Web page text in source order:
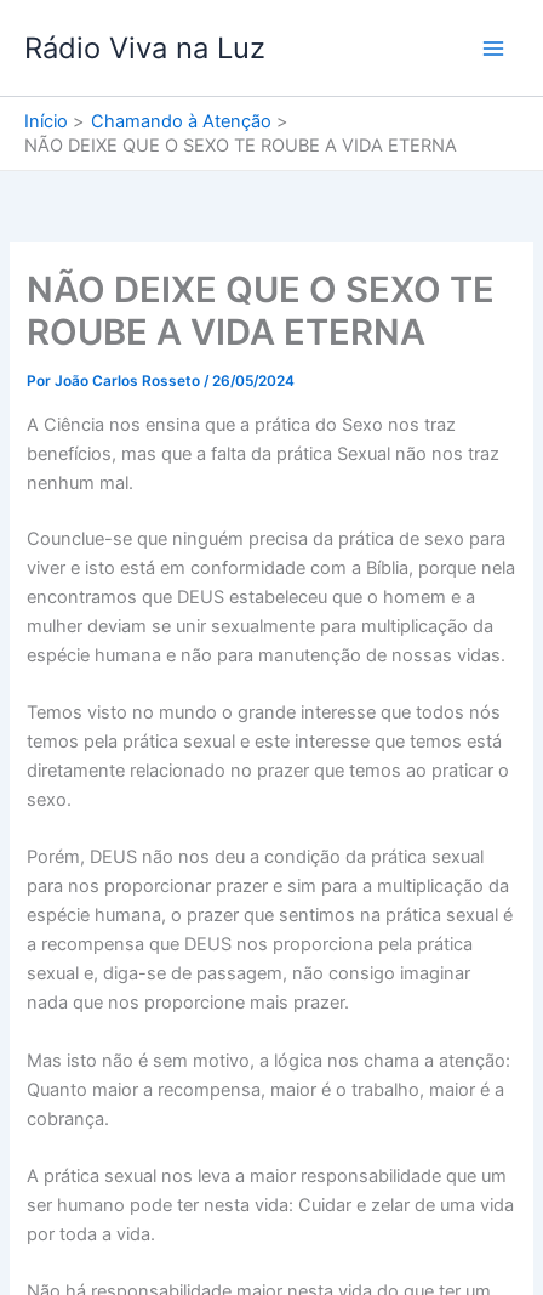
para
conteúdo
Rádio Viva na Luz
Início
Chamando à Atenção
NÃO DEIXE QUE O SEXO TE ROUBE A VIDA ETERNA
NÃO DEIXE QUE O SEXO TE
ROUBE A VIDA ETERNA
PorJoão Carlos Rosseto/26/05/2024
A Ciência nos ensina que a prática do Sexo nos traz
benefícios, mas que a falta da prática Sexual não nos traz
nenhum mal.
Counclue-se que ninguém precisa da prática de sexo para
viver e isto está em conformidade com a Bíblia, porque nela
encontramos que DEUS estabeleceu que o homem e a
mulher deviam se unir sexualmente para multiplicação da
espécie humana e não para manutenção de nossas vidas.
Temos visto no mundo o grande interesse que todos nós
temos pela prática sexual e este interesse que temos está
diretamente relacionado no prazer que temos ao praticar o
sexo.
Porém, DEUS não nos deu a condição da prática sexual
para nos proporcionar prazer e sim para a multiplicação da
espécie humana, o prazer que sentimos na prática sexual é
a recompensa que DEUS nos proporciona pela prática
sexual e, diga-se de passagem, não consigo imaginar
nada que nos proporcione mais prazer.
Mas isto não é sem motivo, a lógica nos chama a atenção:
Quanto maior a recompensa, maior é o trabalho, maior é a
cobrança.
A prática sexual nos leva a maior responsabilidade que um
ser humano pode ter nesta vida: Cuidar e zelar de uma vida
por toda a vida.